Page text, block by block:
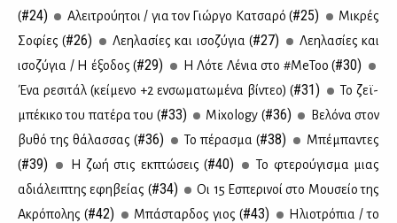
(#24) Αλει­τρού­η­τοι / για τον Γιώρ­γο Κα­τσα­ρό (#25)
Μι­κρές
Σο­φί­ες (#26) Λε­η­λα­σί­ες και ισο­ζύ­για (#27)
Λε­η­λα­σί­ες και
ισο­ζύ­για / H έξο­δος (#29) Η Λό­τε Λέ­νια στο #MeToo (#30)
Ένα ρε­σι­τάλ (κεί­με­νο +2 εν­σω­μα­τω­μέ­να βί­ντεο) (#31)
Το ζεϊ­
μπέ­κι­κο του πα­τέ­ρα του (#33) Mixology (#36)
Βε­λό­να στον
βυ­θό της θά­λασ­σας (#36) Το πέ­ρα­σμα (#38)
Μπέ­μπα­ντες
(#39) Η ζωή στις εκ­πτώ­σεις (#40)
Το φτε­ρού­γι­σμα μιας
αδιά­λει­πτης εφη­βεί­ας (#34)
Οι 15 Εσπε­ρι­νοί στο Μου­σείο της
Ακρό­πο­λης (#42) Μπά­σταρ­δος γιος (#43)
Ηλιο­τρό­πια / το